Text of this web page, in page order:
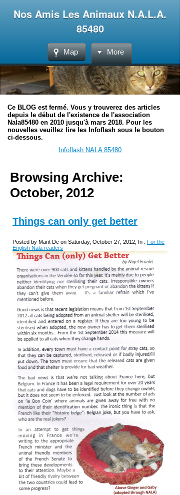
Nos Amis Les Animaux N.A.L.A.
85480
Map More
Ce BLOG est fermé. Vous y trouverez des articles
depuis le début de l'existence de l'association
Nala85480 en 2010 jusqu'à mars 2018. Pour les
nouvelles veuillez lire les Infoflash sous le bouton
ci-dessous.
Infoflash NALA 85480
Browsing Archive:
October, 2012
Things can only get better
Posted by Marit De on Saturday, October 27, 2012, In : For the
English Nala readers